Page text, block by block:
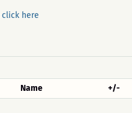
click here
Name +/-